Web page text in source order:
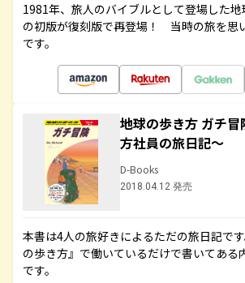
1981年、旅人のバイブルとして登場した
の初版が復刻版で再登場！ 当時の旅を思
です。
地球の歩き方 ガチ冒
方社員の旅日記～
D-Books
2018.04.12 発売
本書は4人の旅好きによるただの旅日記で
の歩き方』で働いているだけで書いてある
です。